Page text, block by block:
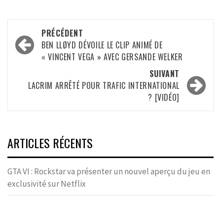
Navigation
d’article
PRÉCÉDENT
BEN LLØYD DÉVOILE LE CLIP ANIMÉ DE
« VINCENT VEGA » AVEC GERSANDE WELKER
SUIVANT
LACRIM ARRÊTÉ POUR TRAFIC INTERNATIONAL
? [VIDÉO]
ARTICLES RÉCENTS
GTA VI : Rockstar va présenter un nouvel aperçu du jeu en
exclusivité sur Netflix